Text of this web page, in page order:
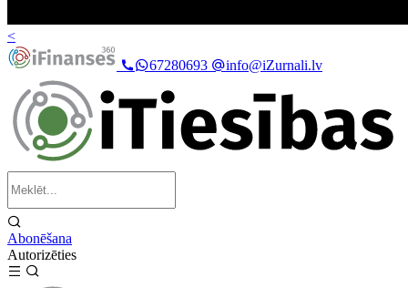
<
67280693
info@iZurnali.lv
Abonēšana
Autorizēties